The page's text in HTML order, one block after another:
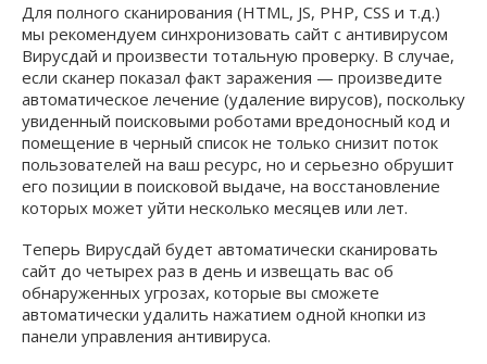
Для полного сканирования (HTML, JS, PHP, CSS и т.д.)
мы рекомендуем синхронизовать сайт с антивирусом
Вирусдай и произвести тотальную проверку. В случае,
если сканер показал факт заражения — произведите
автоматическое лечение (удаление вирусов), поскольку
увиденный поисковыми роботами вредоносный код и
помещение в черный список не только снизит поток
пользователей на ваш ресурс, но и серьезно обрушит
его позиции в поисковой выдаче, на восстановление
которых может уйти несколько месяцев или лет.
Теперь Вирусдай будет автоматически сканировать
сайт до четырех раз в день и извещать вас об
обнаруженных угрозах, которые вы сможете
автоматически удалить нажатием одной кнопки из
панели управления антивируса.